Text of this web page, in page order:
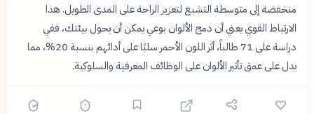
منخفضة إلى متوسطة التشبع لتعزيز الراحة على المدى الطويل. هذا
الارتباط القوي يعني أن دمج الألوان بوعي يمكن أن يحول بيئتك، ففي
دراسة على 71 طالباً، أثر اللون الأحمر سلبًا على أدائهم بنسبة 20%، مما
يدل على عمق تأثير الألوان على الوظائف المعرفية والسلوكية.